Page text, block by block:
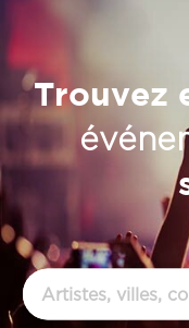
Trouvez